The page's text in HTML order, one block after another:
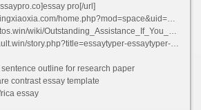
pro[/url]
home.php?mod=space&uid=667187
Outstanding_Assistance_If_You_Are_College_or_university_Bound
story.php?title=essaytyper-essaytyper-com#discuss
outline for research paper
contrast essay template
essay